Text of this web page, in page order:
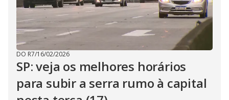
DO R7/16/02/2026
SP: veja os melhores horários
para subir a serra rumo à capital